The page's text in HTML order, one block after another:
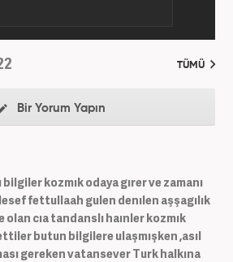
TÜMÜ
Bir Yorum Yapın
bilgiler kozmık odaya gırer ve zamanı
fettullaah gulen denılen aşşagılık
olan cıa tandanslı haınler kozmık
butun bilgilere ulaşmışken ,asıl
gereken vatansever Turk halkına